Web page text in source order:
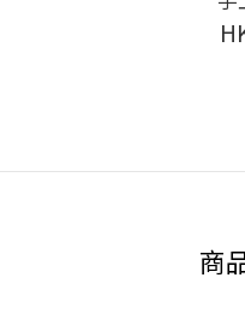
商